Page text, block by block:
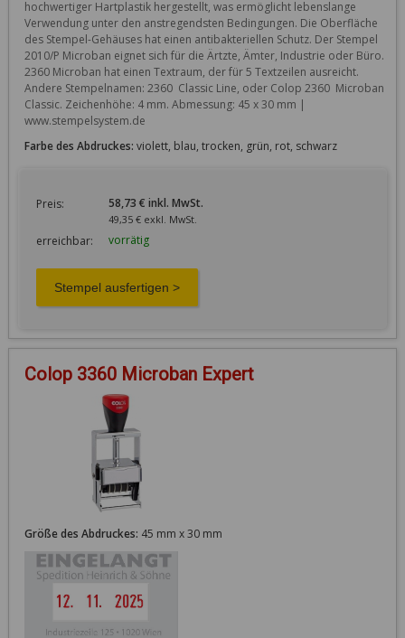
hochwertiger Hartplastik hergestellt, was ermöglicht lebenslange
Verwendung unter den anstregendsten Bedingungen. Die Oberfläche
des Stempel-Gehäuses hat einen antibakteriellen Schutz. Der Stempel
2010/P Microban eignet sich für die Ärtzte, Ämter, Industrie oder Büro.
2360 Microban hat einen Textraum, der für 5 Textzeilen ausreicht.
Andere Stempelnamen: 2360  Classic Line, oder Colop 2360  Microban
Classic. Zeichenhöhe: 4 mm. Abmessung: 45 x 30 mm |
www.stempelsystem.de
Farbe des Abdruckes: violett, blau, trocken, grün, rot, schwarz
Preis: 58,73 € inkl. MwSt.
49,35 € exkl. MwSt.
erreichbar: vorrätig
Colop 3360 Microban Expert
Größe des Abdruckes: 45 mm x 30 mm